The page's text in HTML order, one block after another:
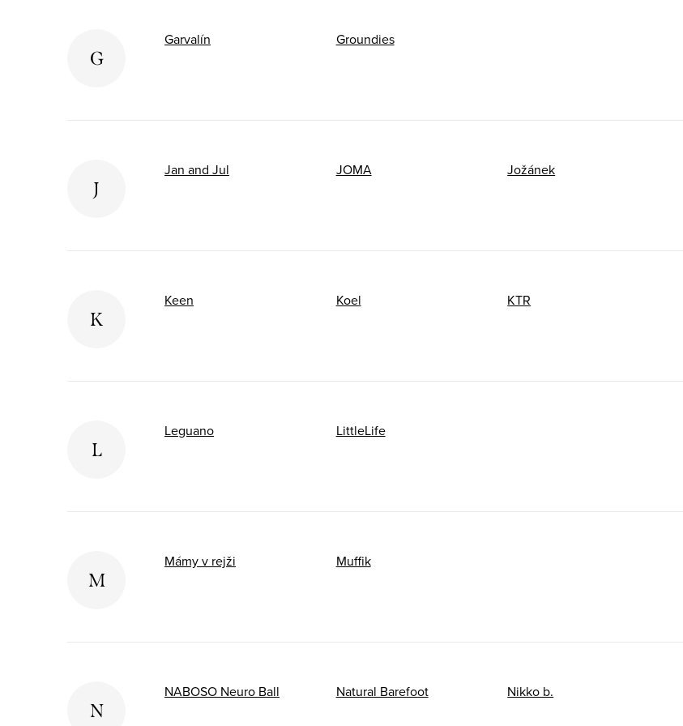
G
Garvalín Groundies
J
Jan and Jul JOMA Jožánek
K
Keen Koel KTR
L
Leguano LittleLife
M
Mámy v rejži Muffik
N
NABOSO Neuro Ball Natural Barefoot Nikko b.